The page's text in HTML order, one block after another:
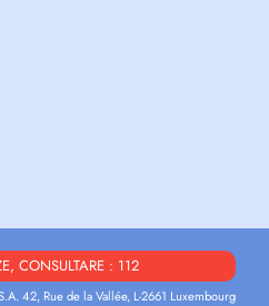
CONSULTARE : 112
42, Rue de la Vallée, L-2661 Luxembourg